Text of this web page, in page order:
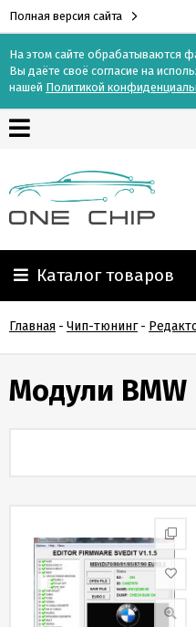
Полная версия сайта
На этом сайте обрабатываются
Вы даёте своё согласие на
нашей Политикой
Контакты
Доставка
Оплата
О
компании
Гарантия
Пользовательское
соглашение
Каталог товаров
Главная - Чип-тюнинг -
Модули BMW